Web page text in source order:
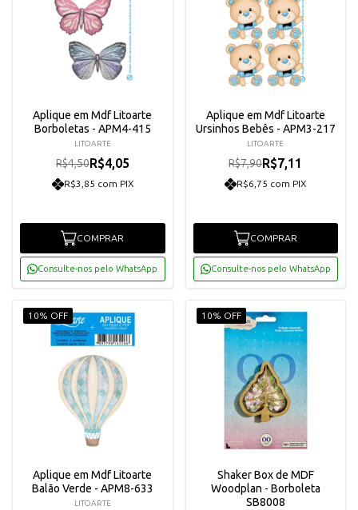
Aplique em Mdf Litoarte
Borboletas - APM4-415
LITOARTE
R$4,50R$4,05
R$3,85 com PIX
COMPRAR
Consulte-nos pelo WhatsApp
Aplique em Mdf Litoarte
Ursinhos Bebês - APM3-217
LITOARTE
R$7,90R$7,11
R$6,75 com PIX
COMPRAR
Consulte-nos pelo WhatsApp
10% OFF
Aplique em Mdf Litoarte
Balão Verde - APM8-633
LITOARTE
10% OFF
Shaker Box de MDF
Woodplan - Borboleta
SB8008